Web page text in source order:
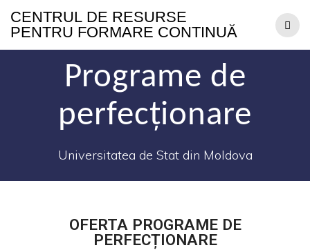
CENTRUL DE RESURSE
PENTRU FORMARE CONTINUĂ
Programe de
perfecționare
Universitatea de Stat din Moldova
OFERTA PROGRAME DE
PERFECȚIONARE